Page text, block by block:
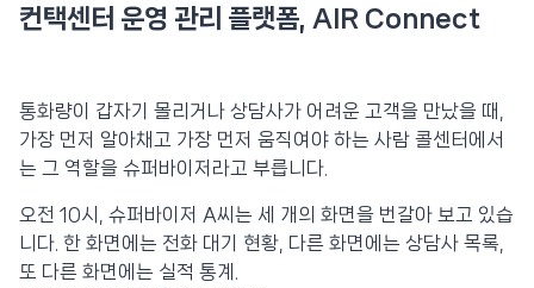
컨택센터 운영 관리 플랫폼, AIR Connect
통화량이 갑자기 몰리거나 상담사가 어려운 고객을 만났을 때,
가장 먼저 알아채고 가장 먼저 움직여야 하는 사람 콜센터에서
는 그 역할을 슈퍼바이저라고 부릅니다.
오전 10시, 슈퍼바이저 A씨는 세 개의 화면을 번갈아 보고 있습
니다. 한 화면에는 전화 대기 현황, 다른 화면에는 상담사 목록,
또 다른 화면에는 실적 통계.